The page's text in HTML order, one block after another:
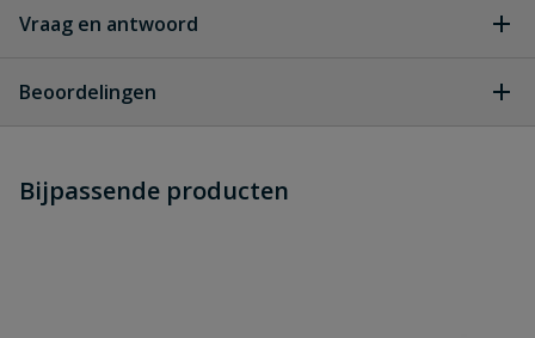
Vraag en antwoord
dit product?
Beoordelingen
Schrijf zelf een beoordeling
Bijpassende producten